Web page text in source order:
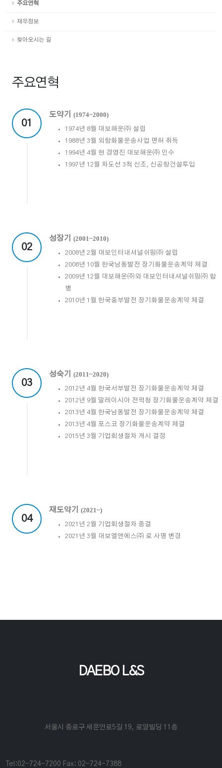
주요연혁
재무정보
찾아오시는 길
주요연혁
01
도약기 (1974~2000)
1974년 8월 대보해운㈜ 설립
1988년 3월 외항화물운송사업 면허 취득
1994년 4월 현 경영진 대보해운㈜ 인수
1997년 12월 차도선 3척 신조, 신공항건설투입
02
성장기 (2001~2010)
2008년 2월 대보인터내셔널쉬핑㈜ 설립
2008년 10월 한국남동발전 장기화물운송계약 체결
2009년 12월 대보해운㈜와 대보인터내셔널쉬핑㈜ 합
병
2010년 1월 한국중부발전 장기화물운송계약 체결
03
성숙기 (2011~2020)
2012년 4월 한국서부발전 장기화물운송계약 체결
2012년 9월 말레이시아 전력청 장기화물운송계약 체결
2013년 4월 한국남동발전 장기화물운송계약 체결
2013년 4월 포스코 장기화물운송계약 체결
2015년 3월 기업회생절차 개시 결정
04
재도약기 (2021~)
2021년 2월 기업회생절차 종결
2021년 3월 대보엘앤에스㈜ 로 사명 변경
DAEBO L&S
서울시 종로구 새문안로5길 19, 로얄빌딩 11층
Tel:02-724-7200 Fax: 02-724-7388